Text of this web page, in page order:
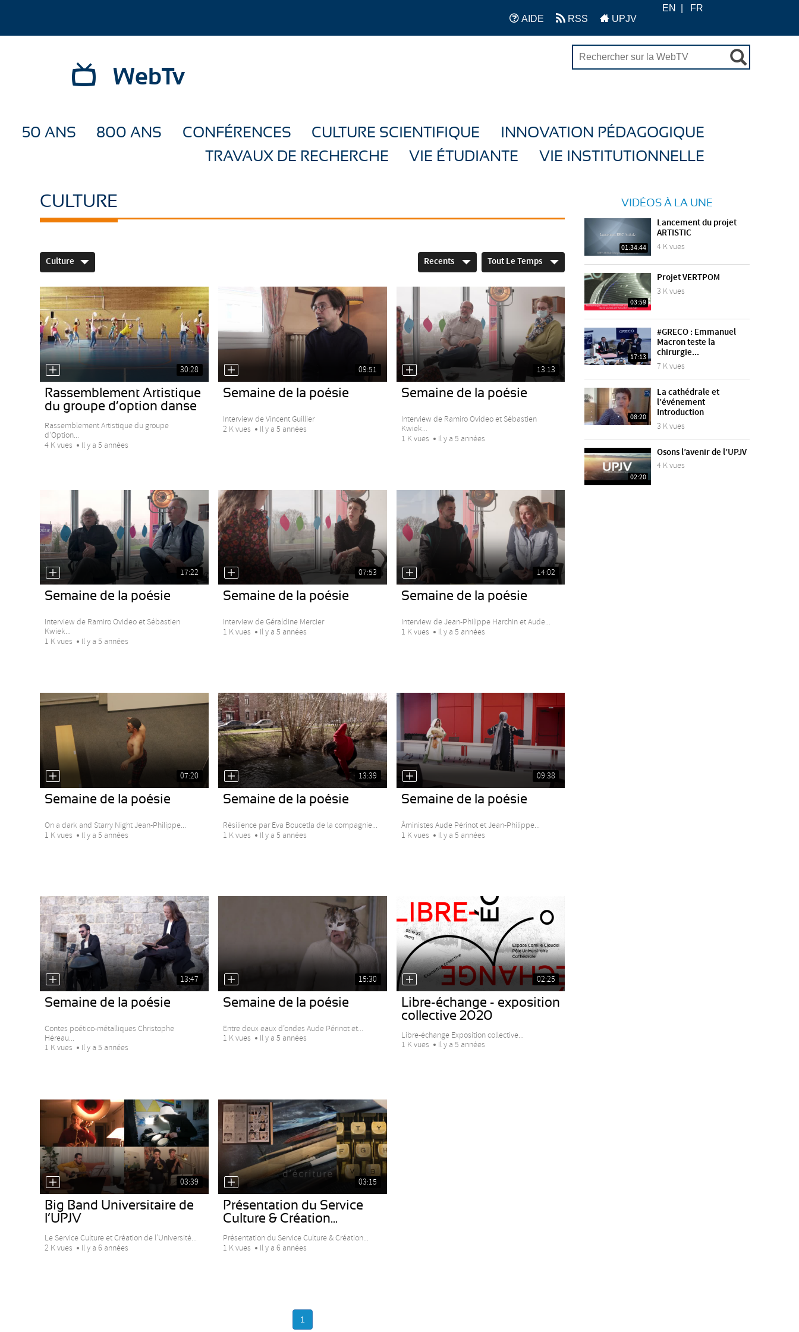
AIDE RSS UPJV
EN FR
WebTv
50 ANS 800 ANS CONFÉRENCES CULTURE SCIENTIFIQUE
INNOVATION PÉDAGOGIQUE
TRAVAUX DE RECHERCHE
VIE ÉTUDIANTE VIE INSTITUTIONNELLE
CULTURE
Culture Recents Tout Le Temps
30:28
Rassemblement Artistique
du groupe d’option danse
Rassemblement Artistique du groupe
d’Option...
4 K vues
Il y a 5 années
09:51
Semaine de la poésie
Interview de Vincent Guillier
2 K vues
Il y a 5 années
13:13
Semaine de la poésie
Interview de Ramiro Ovideo et Sébastien
Kwiek...
1 K vues
Il y a 5 années
17:22
Semaine de la poésie
Interview de Ramiro Ovideo et Sébastien
Kwiek...
1 K vues
Il y a 5 années
07:53
Semaine de la poésie
Interview de Géraldine Mercier
1 K vues
Il y a 5 années
14:02
Semaine de la poésie
Interview de Jean-Philippe Harchin et Aude...
1 K vues
Il y a 5 années
07:20
Semaine de la poésie
On a dark and Starry Night Jean-Philippe...
1 K vues
Il y a 5 années
13:39
Semaine de la poésie
Résilience par Eva Boucetla de la compagnie...
1 K vues
Il y a 5 années
09:38
Semaine de la poésie
Âministes Aude Périnot et Jean-Philippe...
1 K vues
Il y a 5 années
13:47
Semaine de la poésie
Contes poético-métalliques Christophe
Héreau...
1 K vues
Il y a 5 années
15:30
Semaine de la poésie
Entre deux eaux d’ondes Aude Périnot et...
1 K vues
Il y a 5 années
02:25
Libre-échange - exposition
collective 2020
Libre-échange Exposition collective...
1 K vues
Il y a 5 années
03:39
Big Band Universitaire de
l’UPJV
Le Service Culture et Création de l’Université...
2 K vues
Il y a 6 années
03:15
Présentation du Service
Culture & Création...
Présentation du Service Culture & Création...
1 K vues
Il y a 6 années
1
VIDÉOS À LA UNE
01:34:44
Lancement du projet
ARTISTIC
4 K vues
03:59
Projet VERTPOM
3 K vues
17:13
#GRECO : Emmanuel
Macron teste la
chirurgie...
7 K vues
08:20
La cathédrale et
l’événement
Introduction
3 K vues
02:20
Osons l’avenir de l’UPJV
4 K vues